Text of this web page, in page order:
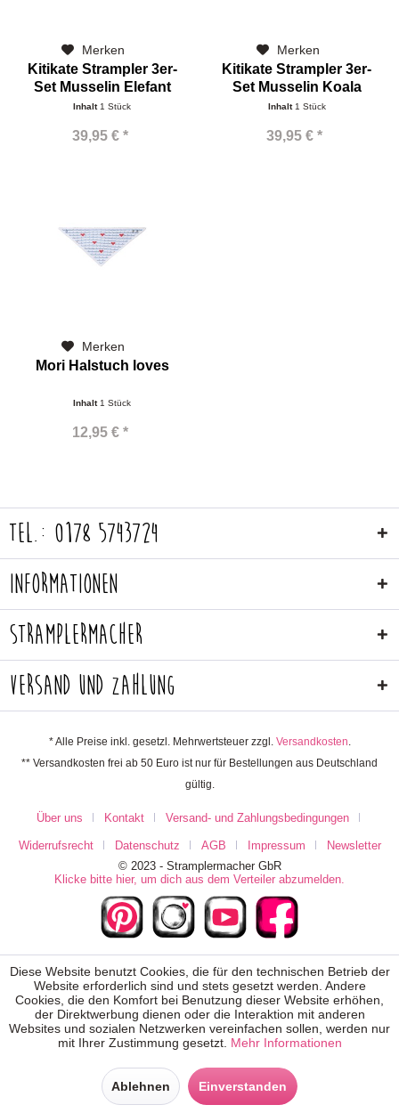
Merken
Kitikate Strampler 3er-
Set Musselin Elefant
Inhalt 1 Stück
39,95 € *
Merken
Kitikate Strampler 3er-
Set Musselin Koala
Inhalt 1 Stück
39,95 € *
Merken
Mori Halstuch loves
Inhalt 1 Stück
12,95 € *
Tel.: 0178 5743724
Informationen
Stramplermacher
Versand und Zahlung
* Alle Preise inkl. gesetzl. Mehrwertsteuer zzgl. Versandkosten
** Versandkosten frei ab 50 Euro ist nur für Bestellungen aus Deutschland
gültig.
Über uns Kontakt Versand- und Zahlungsbedingungen
Widerrufsrecht Datenschutz AGB Impressum
Newsletter
© 2023 - Stramplermacher GbR
Klicke bitte hier, um dich aus dem Verteiler abzumelden.
Diese Website benutzt Cookies, die für den technischen Betrieb der
Website erforderlich sind und stets gesetzt werden. Andere
Cookies, die den Komfort bei Benutzung dieser Website erhöhen,
der Direktwerbung dienen oder die Interaktion mit anderen
Websites und sozialen Netzwerken vereinfachen sollen, werden nur
mit Ihrer Zustimmung gesetzt. Mehr Informationen
Ablehnen Einverstanden